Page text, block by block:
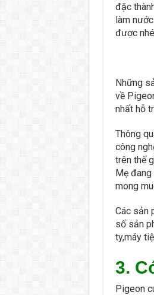
đặc
làm
được
Những
về
nhất hỗ
Thông
công
trên thế
Mẹ
mong
Các sản
số sản
ty,máy
3.
Pigeon